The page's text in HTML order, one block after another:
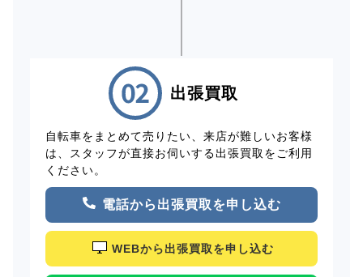
出張買取
自転車をまとめて売りたい、来店が難しいお客様
は、スタッフが直接お伺いする出張買取をご利用
ください。
電話から出張買取を申し込む
WEBから出張買取を申し込む